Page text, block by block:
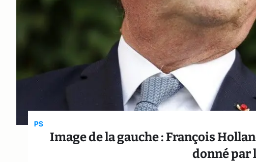
PS
Image de la gauche : François
donné par